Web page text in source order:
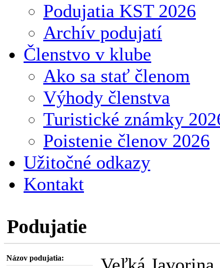
Podujatia KST 2026
Archív podujatí
Členstvo v klube
Ako sa stať členom
Výhody členstva
Turistické známky
Poistenie členov 2026
Užitočné odkazy
Kontakt
Podujatie
Názov podujatia: